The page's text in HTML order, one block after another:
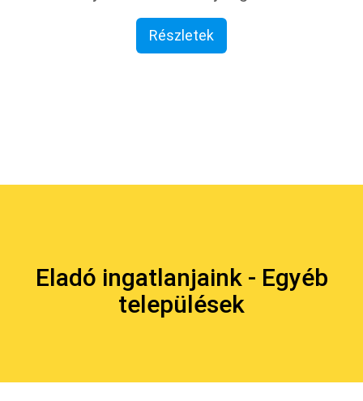
Részletek
Eladó ingatlanjaink - Egyéb
települések